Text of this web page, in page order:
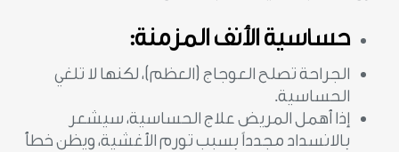
حساسية الأنف المزمنة:
الجراحة تصلح العوجاج (العظم)، لكنها لا تلغي
الحساسية.
إذا أهمل المريض علاج الحساسية، سيشعر
بالانسداد مجدداً بسبب تورم الأغشية، ويظن خطأً